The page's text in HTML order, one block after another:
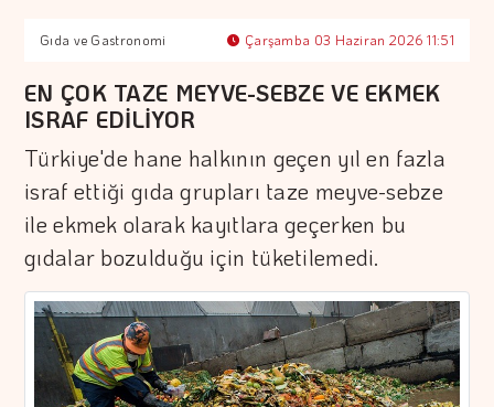
Gıda ve Gastronomi Çarşamba 03 Haziran 2026 11:51
EN ÇOK TAZE MEYVE-SEBZE VE EKMEK
ISRAF EDİLİYOR
Türkiye'de hane halkının geçen yıl en fazla
israf ettiği gıda grupları taze meyve-sebze
ile ekmek olarak kayıtlara geçerken bu
gıdalar bozulduğu için tüketilemedi.